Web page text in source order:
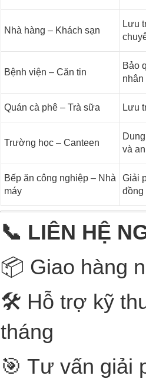
Nhà hàng – Khách sạn
Lưu
Bệnh viện – Căn tin
Bảo
nhân
Quán cà phê – Trà sữa Lưu
Trường học – Canteen
và
Bếp ăn công nghiệp – Nhà
máy
Giải
đồng
📞 LIÊN HỆ
📦 Giao hàng
🛠️ Hỗ trợ kỹ
tháng
🎯 Tư vấn giải